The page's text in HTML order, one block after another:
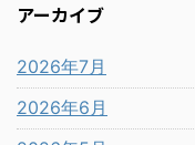
アーカイブ
2026年7月
2026年6月